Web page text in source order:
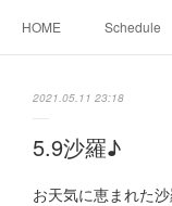
HOME Schedule
2021.05.11 23:18
5.9沙羅♪
お天気に恵まれた沙